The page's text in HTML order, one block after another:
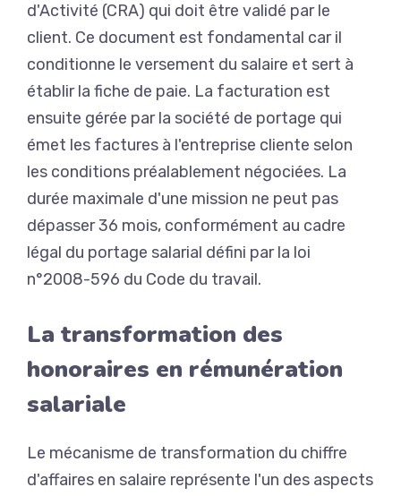
d'Activité (CRA) qui doit être validé par le
client. Ce document est fondamental car il
conditionne le versement du salaire et sert à
établir la fiche de paie. La facturation est
ensuite gérée par la société de portage qui
émet les factures à l'entreprise cliente selon
les conditions préalablement négociées. La
durée maximale d'une mission ne peut pas
dépasser 36 mois, conformément au cadre
légal du portage salarial défini par la loi
n°2008-596 du Code du travail.
La transformation des
honoraires en rémunération
salariale
Le mécanisme de transformation du chiffre
d'affaires en salaire représente l'un des aspects